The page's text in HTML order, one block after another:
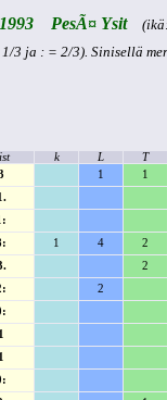
PesÃ¤ Ysit
3 ja : = 2/3). Sinisellä
k L T
1 1
1 4 2
2
2
1
1